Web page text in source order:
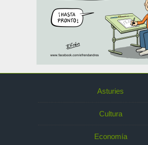
Asturies
Cultura
Economía